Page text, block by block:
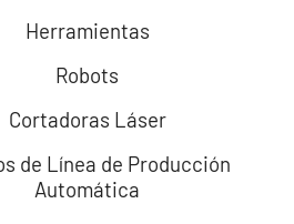
Herramientas
Robots
Cortadoras Láser
de Línea de Producción
Automática